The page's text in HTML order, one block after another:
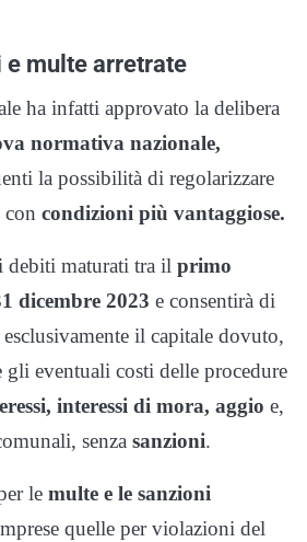
multe arretrate
ha infatti approvato la delibera
normativa nazionale,
la possibilità di regolarizzare
con condizioni più vantaggiose.
debiti maturati tra il primo
dicembre 2023 e consentirà di
il capitale dovuto,
gli eventuali costi delle procedure
interessi di mora, aggio e,
senza sanzioni.
le multe e le sanzioni
quelle per violazioni del